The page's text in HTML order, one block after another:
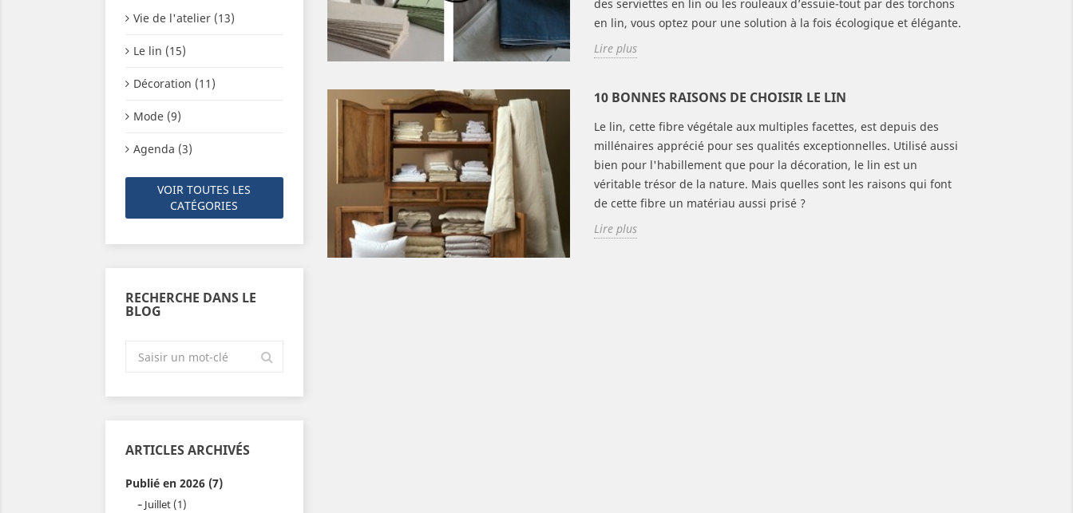
Vie de l'atelier (13)
Le lin (15)
Décoration (11)
Mode (9)
Agenda (3)
VOIR TOUTES LES
CATÉGORIES
RECHERCHE DANS LE
BLOG
ARTICLES ARCHIVÉS
Publié en 2026 (7)
Juillet (1)
des serviettes en lin ou les rouleaux d’essuie-tout par des torchons
en lin, vous optez pour une solution à la fois écologique et élégante.
Lire plus
10 BONNES RAISONS DE CHOISIR LE LIN
Le lin, cette fibre végétale aux multiples facettes, est depuis des
millénaires apprécié pour ses qualités exceptionnelles. Utilisé aussi
bien pour l'habillement que pour la décoration, le lin est un
véritable trésor de la nature. Mais quelles sont les raisons qui font
de cette fibre un matériau aussi prisé ?
Lire plus